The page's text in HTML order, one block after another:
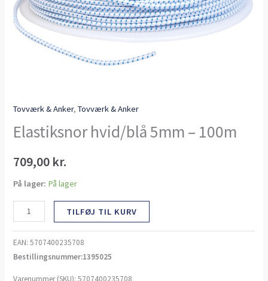
Tovværk & Anker,Tovværk & Anker
Elastiksnor hvid/blå 5mm – 100m
709,00 kr.
På lager: På lager
TILFØJ TIL KURV
EAN:5707400235708
Bestillingsnummer:1395025
Varenummer (SKU):5707400235708